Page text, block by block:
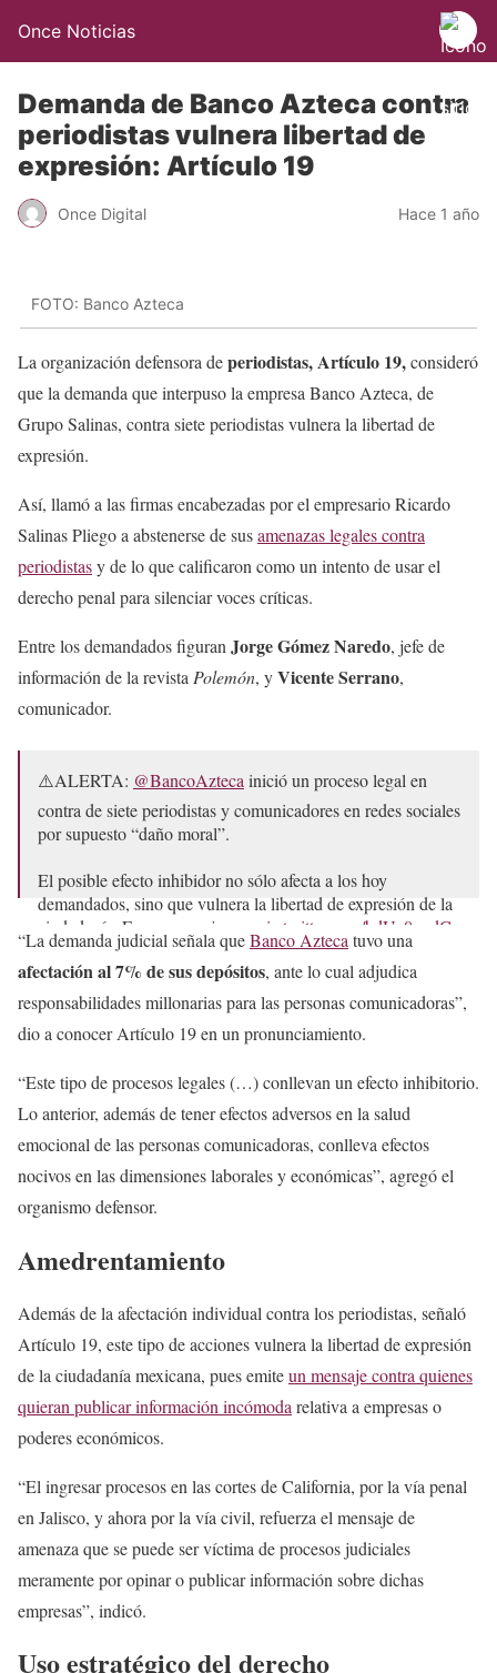
Once Noticias
Demanda de Banco Azteca contra
periodistas vulnera libertad de
expresión: Artículo 19
Once Digital Hace 1 año
FOTO: Banco Azteca
La organización defensora deperiodistas, Artículo 19,consideró
que la demanda que interpuso la empresa Banco Azteca, de
Grupo Salinas, contra siete periodistas vulnera la libertad de
expresión.
Así, llamó a las firmas encabezadas por el empresario Ricardo
Salinas Pliego a abstenerse de susamenazas legales contra
periodistasy de lo que calificaron como un intento de usar el
derecho penal para silenciar voces críticas.
Entre los demandados figuran Jorge Gómez Naredo, jefe de
información de la revista Polemón, yVicente Serrano,
comunicador.
⚠️ALERTA: @BancoAzteca inició un proceso legal en
contra de siete periodistas y comunicadores en redes sociales
por supuesto “daño moral”.
El posible efecto inhibidor no sólo afecta a los hoy
demandados, sino que vulnera la libertad de expresión de la
ciudadanía. Es un mensaje a…
pic.twitter.com/bdUc0qxdCr
— ARTICLE 19 México y Centroamérica
(@article19mxca)
“La demanda judicial señala queBanco Azteca tuvo una
afectación al 7% de sus depósitos, ante lo cual adjudica
responsabilidades millonarias para las personas comunicadoras”,
dio a conocer Artículo 19 en un pronunciamiento.
“Este tipo de procesos legales (…) conllevan un efecto inhibitorio.
Lo anterior, además de tener efectos adversos en la salud
emocional de las personas comunicadoras, conlleva efectos
nocivos en las dimensiones laborales y económicas”, agregó el
organismo defensor.
Amedrentamiento
Además de la afectación individual contra los periodistas, señaló
Artículo 19, este tipo de acciones vulnera la libertad de expresión
de la ciudadanía mexicana, pues emiteun mensaje contra quienes
quieran publicar información incómoda relativa a empresas o
poderes económicos.
“El ingresar procesos en las cortes de California, por la vía penal
en Jalisco, y ahora por la vía civil, refuerza el mensaje de
amenaza que se puede ser víctima de procesos judiciales
meramente por opinar o publicar información sobre dichas
empresas”, indicó.
Uso estratégico del derecho